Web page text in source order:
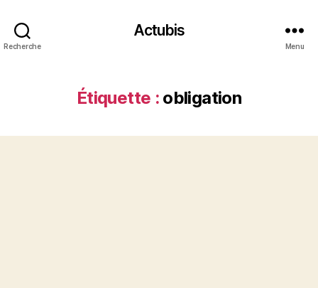
Recherche
Actubis
Menu
Étiquette : obligation